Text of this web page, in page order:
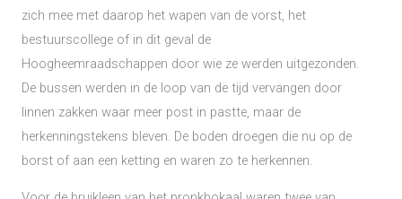
zich mee met daarop het wapen van de vorst, het
bestuurscollege of in dit geval de
Hoogheemraadschappen door wie ze werden uitgezonden.
De bussen werden in de loop van de tijd vervangen door
linnen zakken waar meer post in pastte, maar de
herkenningstekens bleven. De boden droegen die nu op de
borst of aan een ketting en waren zo te herkennen.